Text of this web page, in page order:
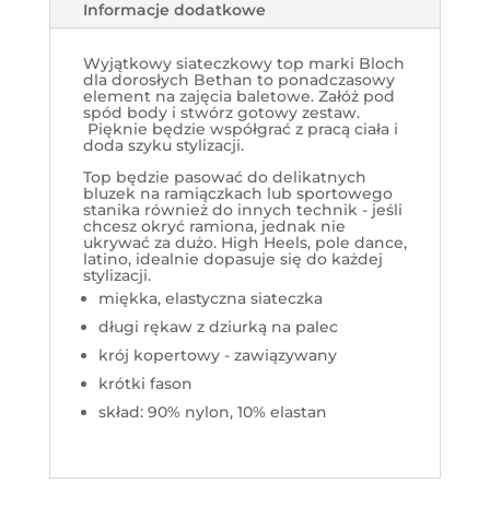
Informacje dodatkowe
Wyjątkowy siateczkowy top marki Bloch
dla dorosłych Bethan to ponadczasowy
element na zajęcia baletowe. Załóż pod
spód body i stwórz gotowy zestaw.
Pięknie będzie współgrać z pracą ciała i
doda szyku stylizacji.
Top będzie pasować do delikatnych
bluzek na ramiączkach lub sportowego
stanika również do innych technik - jeśli
chcesz okryć ramiona, jednak nie
ukrywać za dużo. High Heels, pole dance,
latino, idealnie dopasuje się do każdej
stylizacji.
miękka, elastyczna siateczka
długi rękaw z dziurką na palec
krój kopertowy - zawiązywany
krótki fason
skład: 90% nylon, 10% elastan